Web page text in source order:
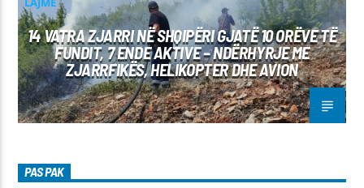
14 VATRA ZJARRI NË SHQIPËRI GJATË 10 ORËVE TË
FUNDIT, 7 ENDE AKTIVE – NDËRHYRJE ME
ZJARRFIKËS, HELIKOPTER DHE AVION
PAS PAK